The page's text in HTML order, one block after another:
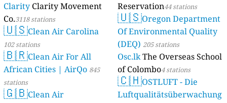
Clarity Clarity Movement
Co.3118 stations
🇺🇸Clean Air Carolina
102 stations
🇧🇷Clean Air For All
African Cities | AirQo 845
stations
🇬🇧Clean Air
Reservation44 stations
🇺🇸Oregon Department
Of Environmental Quality
(DEQ) 205 stations
Osc.lkThe Overseas School
of Colombo4 stations
🇨🇭OSTLUFT - Die
Luftqualitätsüberwachung